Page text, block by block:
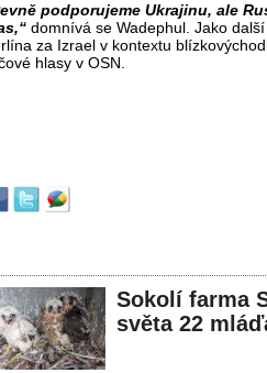
podporujeme Ukrajinu, ale
domnívá se Wadephul. Jako
za Izrael v kontextu
hlasy v OSN.
Sokolí farma
světa 22